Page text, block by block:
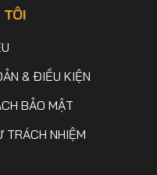
TÔI
& ĐIỀU KIỆN
BẢO MẬT
TRÁCH NHIỆM